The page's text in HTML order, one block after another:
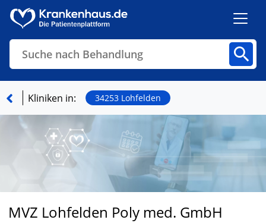
Suche nach Behandlung
Finden
Kliniken in: 34253 Lohfelden
MVZ Lohfelden Poly med. GmbH